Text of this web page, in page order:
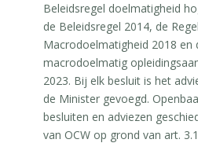
Beleidsregel doelmatigheid
de Beleidsregel 2014, de
Macrodoelmatigheid 2018 en
macrodoelmatig
2023. Bij elk besluit is het
de Minister gevoegd.
besluiten en adviezen
van OCW op grond van art.